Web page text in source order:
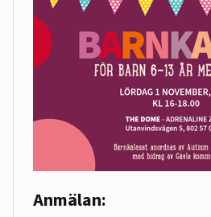
Anmälan: